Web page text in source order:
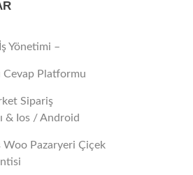
Yönetimi –
Cevap Platformu
Sipariş
& Ios / Android
Woo Pazaryeri Çiçek